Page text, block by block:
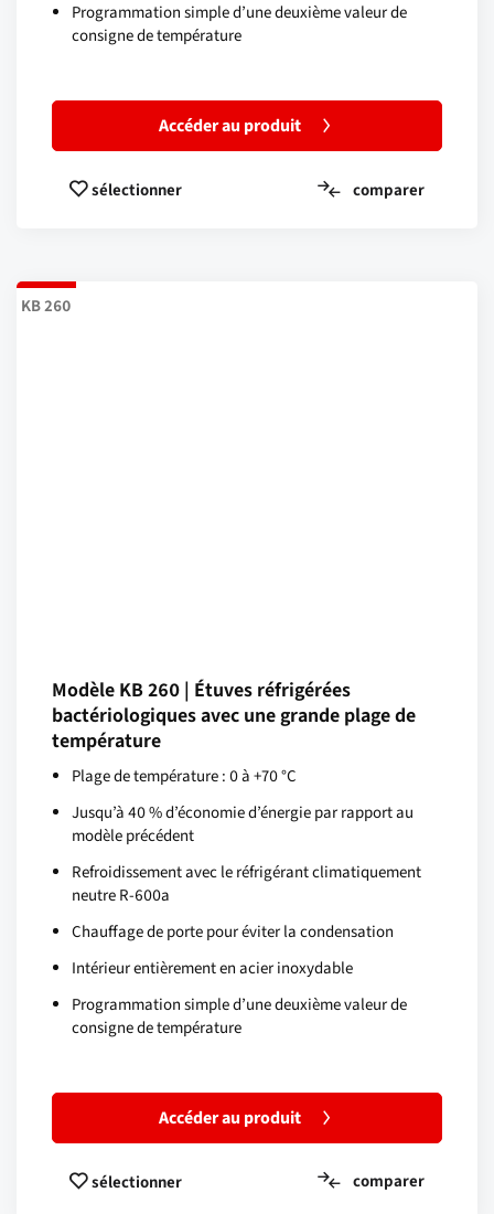
Programmation simple d’une deuxième valeur de
consigne de température
Accéder au produit
sélectionner comparer
KB 260
Modèle KB 260 | Étuves réfrigérées
bactériologiques avec une grande plage de
température
Plage de température : 0 à +70 °C
Jusqu’à 40 % d’économie d’énergie par rapport au
modèle précédent
Refroidissement avec le réfrigérant climatiquement
neutre R-600a
Chauffage de porte pour éviter la condensation
Intérieur entièrement en acier inoxydable
Programmation simple d’une deuxième valeur de
consigne de température
Accéder au produit
sélectionner comparer